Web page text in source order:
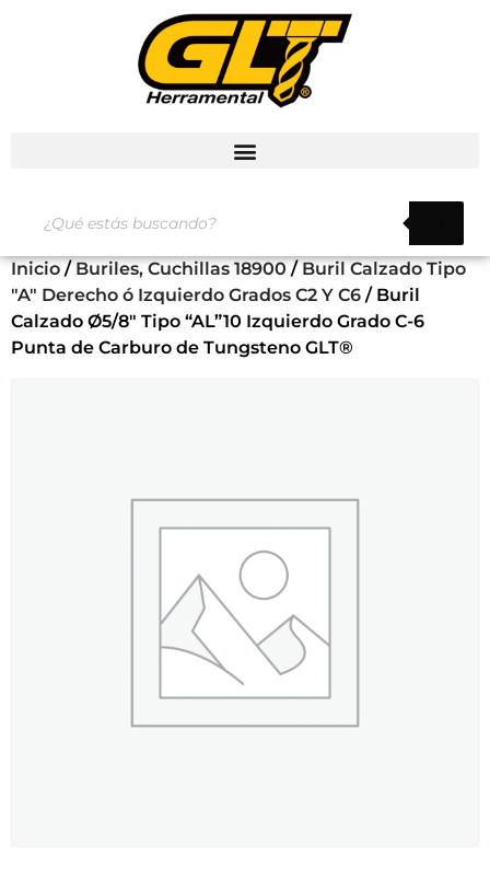
Inicio / Buriles, Cuchillas 18900 / Buril Calzado Tipo
"A" Derecho ó Izquierdo Grados C2 Y C6 / Buril
Calzado Ø5/8″ Tipo “AL”10 Izquierdo Grado C-6
Punta de Carburo de Tungsteno GLT®